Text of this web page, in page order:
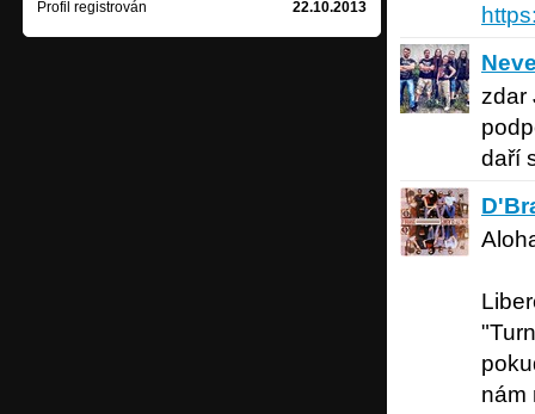
Profil registrován 22.10.2013
Never
zdar
daří
D'Branx
nám